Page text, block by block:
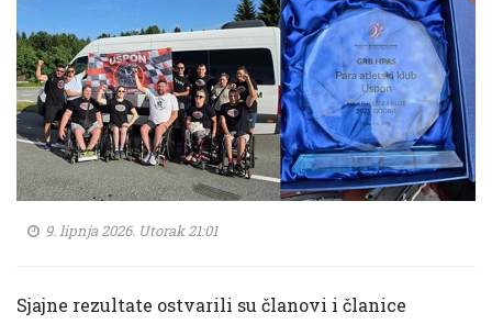
9. lipnja 2026. Utorak 21:01
Sjajne rezultate ostvarili su članovi i članice